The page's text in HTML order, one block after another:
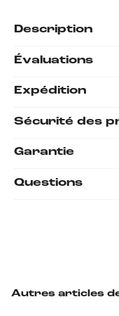
Description
Évaluations
Expédition
Sécurité des
Garantie
Questions
Autres articles